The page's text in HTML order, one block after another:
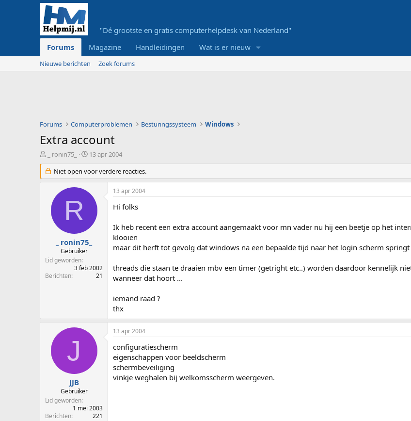
"Dé grootste en gratis computerhelpdesk van Nederland"
Forums
Magazine Handleidingen Wat is er nieuw
Nieuwe berichten Zoek forums
Forums Computerproblemen Besturingssysteem Windows
Extra account
d
e
r
e
_ ronin75_
S
a
r
d
u
13 apr 2004
Niet open voor verdere reacties.
R
_ ronin75_
Gebruiker
Lid geworden
3 feb 2002
Berichten
21
13 apr 2004
Hi folks
Ik heb recent een extra account aangemaakt voor mn vader nu hij een beetje op het
klooien
maar dit herft tot gevolg dat windows na een bepaalde tijd naar het login scherm springt
threads die staan te draaien mbv een timer (getright etc..) worden daardoor kennelijk
wanneer dat hoort ...
iemand raad ?
thx
J
JJB
Gebruiker
Lid geworden
1 mei 2003
Berichten
221
13 apr 2004
configuratiescherm
eigenschappen voor beeldscherm
schermbeveiliging
vinkje weghalen bij welkomsscherm weergeven.